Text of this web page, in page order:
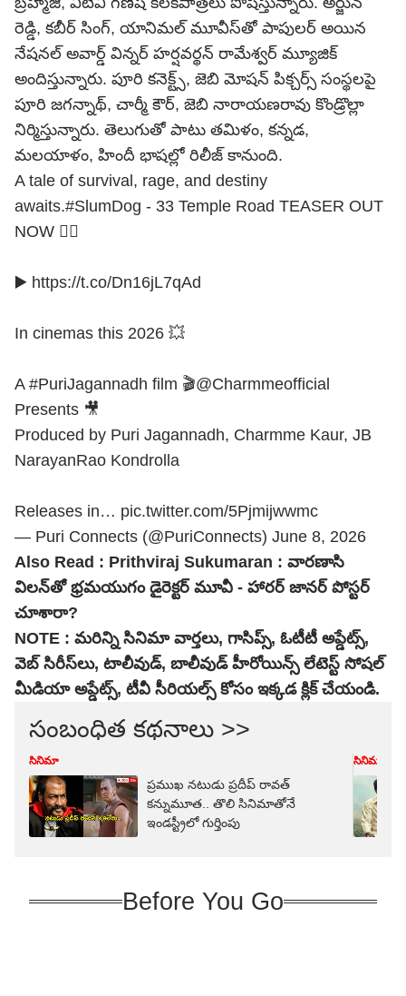
రెడ్డి, కబీర్ సింగ్, యానిమల్ మూవీస్‌తో పాపులర్ అయిన
నేషనల్ అవార్డ్ విన్నర్ హర్షవర్థన్ రామేశ్వర్ మ్యూజిక్
అందిస్తున్నారు. పూరి కనెక్ట్స్, జెబి మోషన్ పిక్చర్స్ సంస్థలపై
పూరి జగన్నాథ్, చార్మీ కౌర్, జెబి నారాయణరావు కొండ్రొల్లా
నిర్మిస్తున్నారు. తెలుగుతో పాటు తమిళం, కన్నడ,
మలయాళం, హిందీ భాషల్లో రిలీజ్ కానుంది.
A tale of survival, rage, and destiny
awaits.#SlumDog - 33 Temple Road TEASER OUT
NOW ❤️‍🔥
▶️ https://t.co/Dn16jL7qAd
In cinemas this 2026 💥
A #PuriJagannadh film 🎬@Charmmeofficial
Presents 🎥
Produced by Puri Jagannadh, Charmme Kaur, JB
NarayanRao Kondrolla
Releases in… pic.twitter.com/5Pjmijwwmc
— Puri Connects (@PuriConnects) June 8, 2026
Also Read : Prithviraj Sukumaran : వారణాసి
విలన్‌తో భ్రమయుగం డైరెక్టర్ మూవీ - హారర్ జానర్ పోస్టర్
చూశారా?
NOTE : మరిన్ని సినిమా వార్తలు, గాసిప్స్, ఓటీటీ అప్డేట్స్,
వెబ్ సిరీస్‌లు, టాలీవుడ్, బాలీవుడ్ హీరోయిన్స్ లేటెస్ట్ సోషల్
మీడియా అప్డేట్స్, టీవీ సీరియల్స్ కోసం ఇక్కడ క్లిక్ చేయండి.
సంబంధిత కథనాలు >>
సినిమా
ప్రముఖ నటుడు ప్రదీప్‌ రావత్‌
కన్నుమూత.. తొలి సినిమాతోనే
ఇండస్ట్రీలో గుర్తింపు
సినిమా
Before You Go